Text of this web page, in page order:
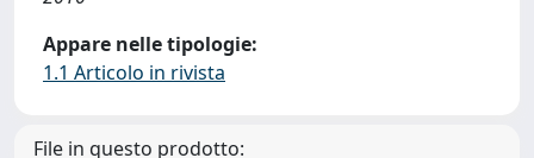
Appare nelle tipologie:
1.1 Articolo in rivista
File in questo prodotto: